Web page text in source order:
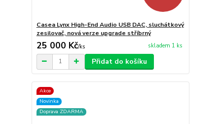
Casea Lynx High-End Audio USB DAC, sluchátkový
zesilovač, nová verze upgrade stříbrný
25 000 Kč/ks skladem 1 ks
Přidat do košíku
Akce
Novinka
Doprava ZDARMA